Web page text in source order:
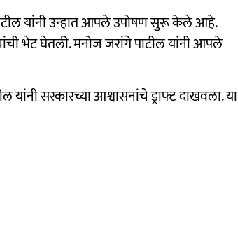
यांनी उन्हात आपले उपोषण सुरू केले आहे.
भेट घेतली. मनोज जरांगे पाटील यांनी आपले
यांनी सरकारच्या आश्वासनांचे ड्राफ्ट दाखवला. या